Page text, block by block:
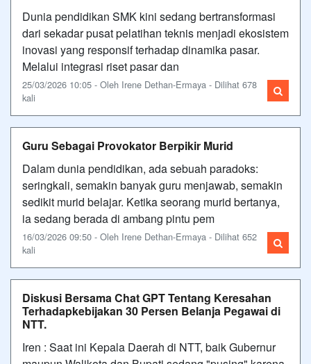
Dunia pendidikan SMK kini sedang bertransformasi
dari sekadar pusat pelatihan teknis menjadi ekosistem
inovasi yang responsif terhadap dinamika pasar.
Melalui integrasi riset pasar dan
25/03/2026 10:05 - Oleh Irene Dethan-Ermaya - Dilihat 678
kali
Guru Sebagai Provokator Berpikir Murid
Dalam dunia pendidikan, ada sebuah paradoks:
seringkali, semakin banyak guru menjawab, semakin
sedikit murid belajar. Ketika seorang murid bertanya,
ia sedang berada di ambang pintu pem
16/03/2026 09:50 - Oleh Irene Dethan-Ermaya - Dilihat 652
kali
Diskusi Bersama Chat GPT Tentang Keresahan
Terhadapkebijakan 30 Persen Belanja Pegawai di
NTT.
Iren : Saat ini Kepala Daerah di NTT, baik Gubernur